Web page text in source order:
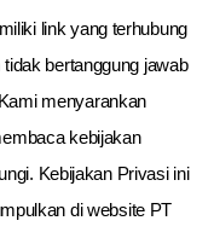
link yang terhubung
bertanggung jawab
menyarankan
kebijakan
Kebijakan Privasi ini
di website PT